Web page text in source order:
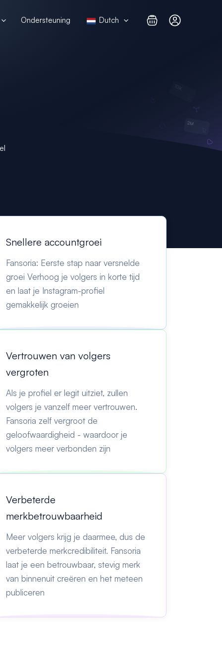
Ondersteuning Dutch
Snellere accountgroei
Fansoria: Eerste stap naar versnelde
groei Verhoog je volgers in korte tijd
en laat je Instagram-profiel
gemakkelijk groeien
Vertrouwen van volgers
vergroten
Als je profiel er legit uitziet, zullen
volgers je vanzelf meer vertrouwen.
Fansoria zelf vergroot de
geloofwaardigheid - waardoor je
volgers meer verbonden zijn
Verbeterde
merkbetrouwbaarheid
Meer volgers krijg je daarmee, dus de
verbeterde merkcredibiliteit. Fansoria
laat je een betrouwbaar, stevig merk
van binnenuit creëren en het meteen
publiceren